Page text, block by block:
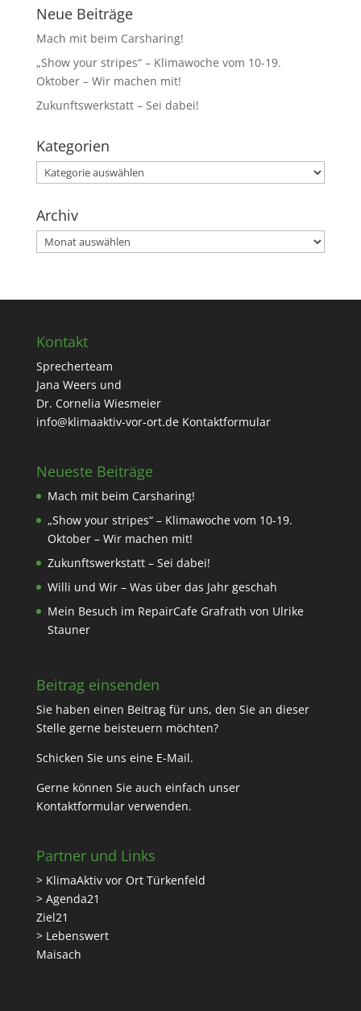
Neue Beiträge
Mach mit beim Carsharing!
„Show your stripes“ – Klimawoche vom 10-19.
Oktober – Wir machen mit!
Zukunftswerkstatt – Sei dabei!
Kategorien
Kategorien
Archiv
Archiv
Kontakt
Sprecherteam
Jana Weers und
Dr. Cornelia Wiesmeier
info@klimaaktiv-vor-ort.de Kontaktformular
Neueste Beiträge
Mach mit beim Carsharing!
„Show your stripes“ – Klimawoche vom 10-19.
Oktober – Wir machen mit!
Zukunftswerkstatt – Sei dabei!
Willi und Wir – Was über das Jahr geschah
Mein Besuch im RepairCafe Grafrath von Ulrike
Stauner
Beitrag einsenden
Sie haben einen Beitrag für uns, den Sie an dieser
Stelle gerne beisteuern möchten?
Schicken Sie uns eine E-Mail.
Gerne können Sie auch einfach unser
Kontaktformularverwenden.
Partner und Links
> KlimaAktiv vor Ort Türkenfeld
> Agenda21
Ziel21
> Lebenswert
Maisach